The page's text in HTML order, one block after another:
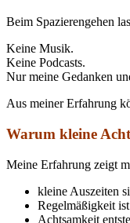
Beim Spazierengehen
Keine Musik.
Keine Podcasts.
Nur meine Gedanken
Aus meiner Erfahrung
Warum kleine
Meine Erfahrung zeigt
kleine Auszeiten
Regelmäßigkeit
Achtsamkeit